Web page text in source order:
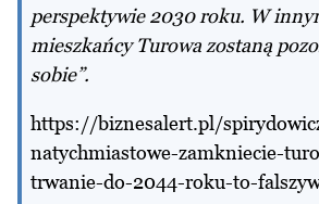
perspektywie 2030 roku. W
mieszkańcy Turowa zostaną
sobie”.
https://biznesalert.pl/
natychmiastowe-zamkniecie-
trwanie-do-2044-roku-to-